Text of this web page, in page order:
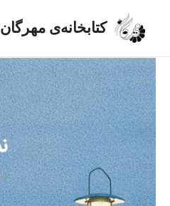
کتابخانه‌ی مهرگان